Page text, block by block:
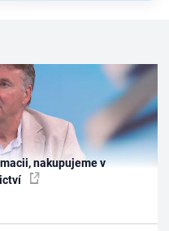
nakupujeme v